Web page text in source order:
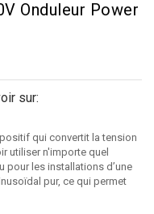
Onduleur Power
sur:
qui convertit la tension
utiliser n'importe quel
pour les installations d’une
pur, ce qui permet